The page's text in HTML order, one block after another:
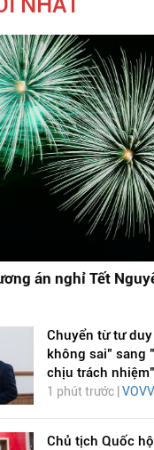
án nghỉ Tết
Chuyển từ tư
không sai" sang
chịu trách nhiệm"
1 phút trước |
Chủ tịch Quốc